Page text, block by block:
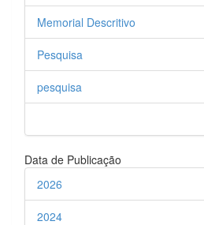
Memorial Descritivo
Pesquisa
pesquisa
Data de Publicação
2026
2024